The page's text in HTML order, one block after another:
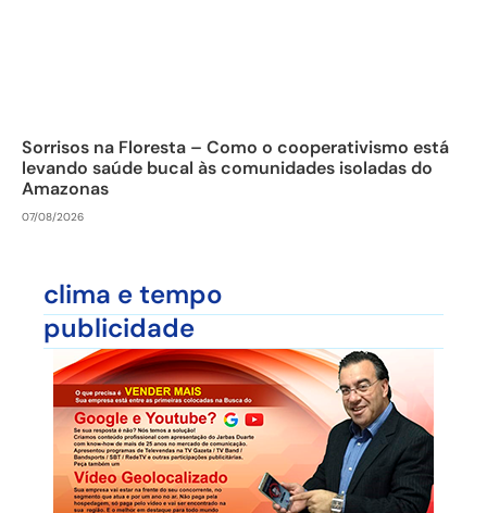
Sorrisos na Floresta – Como o cooperativismo está
levando saúde bucal às comunidades isoladas do
Amazonas
07/08/2026
clima e tempo
publicidade